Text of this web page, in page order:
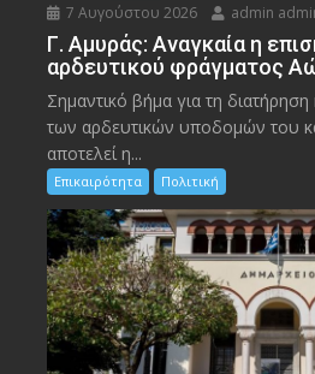
7 Αυγούστου 2026 admin
Γ. Αμυράς: Αναγκαία η
αρδευτικού φράγματος
Σημαντικό βήμα για τη
των αρδευτικών υποδομών του
αποτελεί η...
Επικαιρότητα Πολιτική